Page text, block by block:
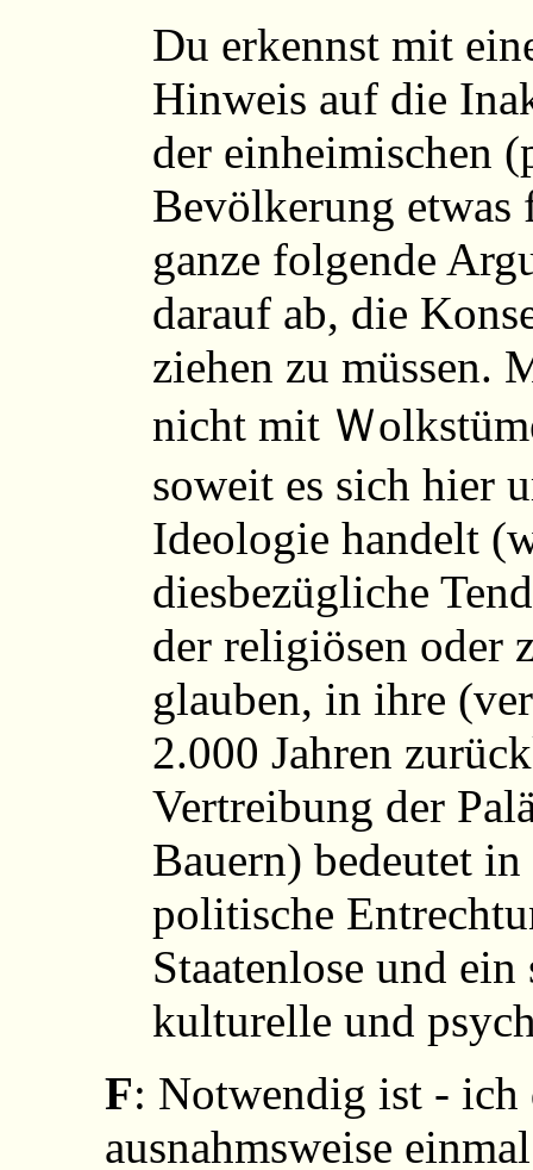
Du erkennst mit
Hinweis auf die
der einheimischen
Bevölkerung etwas
ganze folgende
darauf ab, die
ziehen zu müssen.
nicht mit Ｗ
soweit es sich hier
Ideologie handelt
diesbezügliche
der religiösen oder
glauben, in ihre
2.000 Jahren
Vertreibung der
Bauern) bedeutet
politische
Staatenlose und
kulturelle und
F: Notwendig ist - ich
ausnahmsweise